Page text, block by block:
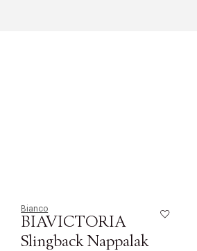
Bianco
BIAVICTORIA
Slingback Nappalak